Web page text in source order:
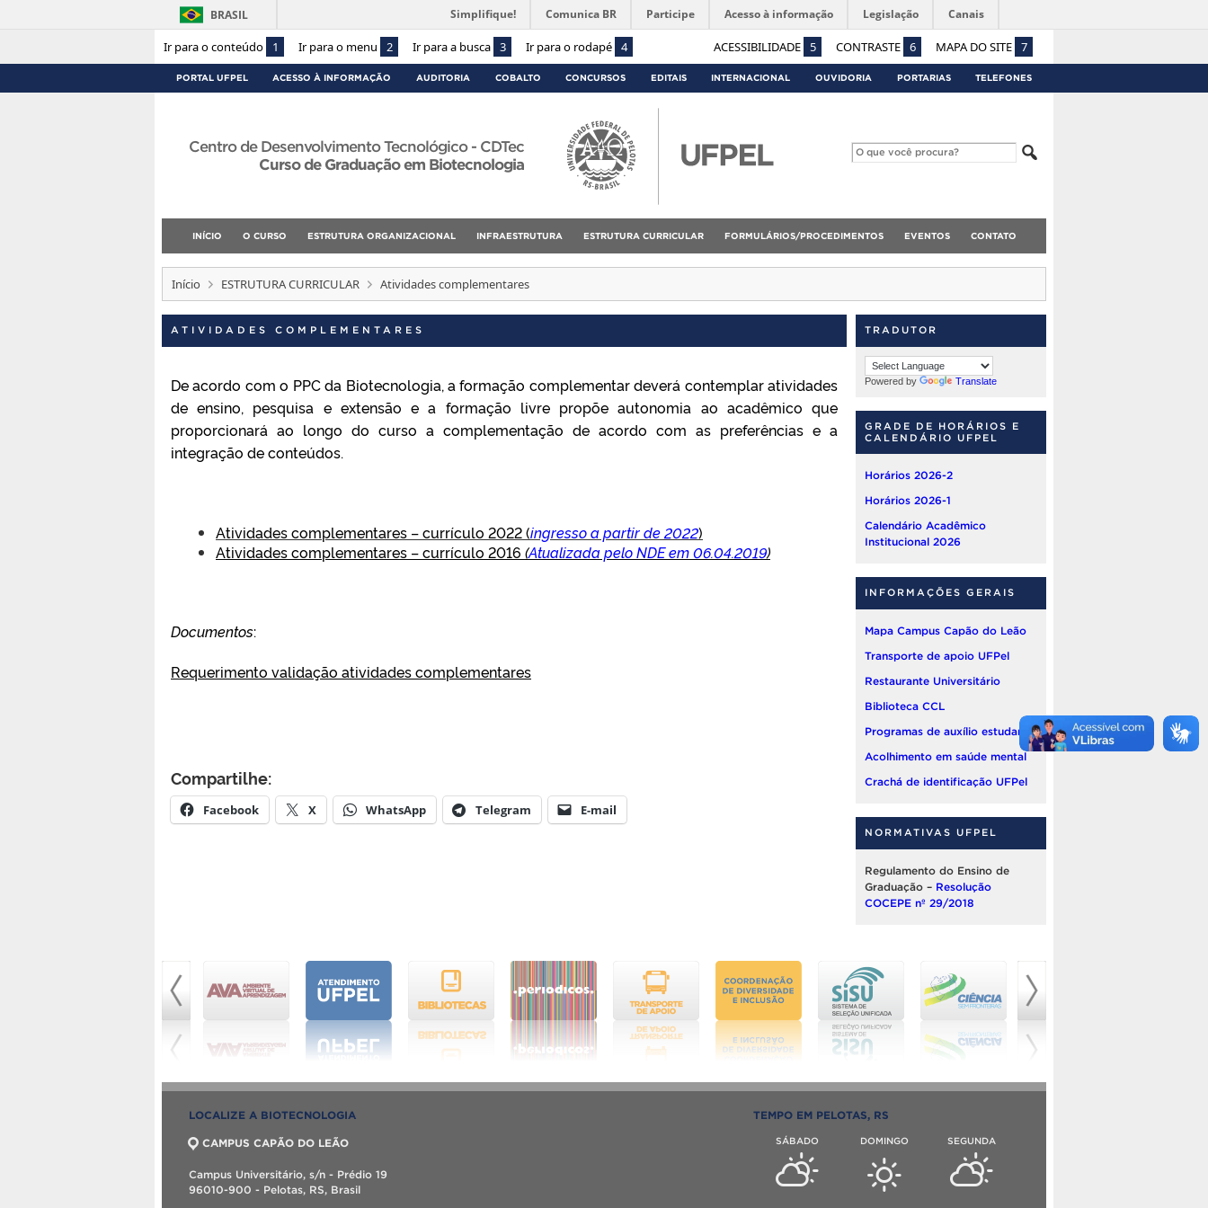
Ir para o conteúdo 1 Ir para o menu 2 Ir para a busca 3 Ir para o rodapé 4 ACESSIBILIDADE 5 CONTRASTE 6 MAPA DO SITE 7
BRASIL Simplifique! Comunica BR Participe Acesso à informação Legislação Canais
PORTAL UFPEL ACESSO À INFORMAÇÃO AUDITORIA COBALTO CONCURSOS EDITAIS INTERNACIONAL OUVIDORIA PORTARIAS TELEFONES
Centro de Desenvolvimento Tecnológico - CDTec
Curso de Graduação em Biotecnologia
INÍCIO O CURSO ESTRUTURA ORGANIZACIONAL INFRAESTRUTURA ESTRUTURA CURRICULAR FORMULÁRIOS/PROCEDIMENTOS EVENTOS CONTATO
Início ESTRUTURA CURRICULAR Atividades complementares
ATIVIDADES COMPLEMENTARES
De acordo com o PPC da Biotecnologia, a formação complementar deverá contemplar atividades
de ensino, pesquisa e extensão e a formação livre propõe autonomia ao acadêmico que
proporcionará ao longo do curso a complementação de acordo com as preferências e a
integração de conteúdos.
Atividades complementares – currículo 2022 (ingresso a partir de 2022)
Atividades complementares – currículo 2016 (Atualizada pelo NDE em 06.04.2019)
Documentos:
Requerimento validação atividades complementares
Compartilhe:
Facebook X WhatsApp Telegram E-mail
TRADUTOR
Powered by Translate
GRADE DE HORÁRIOS E
CALENDÁRIO UFPEL
Horários 2026-2
Horários 2026-1
Calendário Acadêmico
Institucional 2026
INFORMAÇÕES GERAIS
Mapa Campus Capão do Leão
Transporte de apoio UFPel
Restaurante Universitário
Biblioteca CCL
Programas de auxílio estudantil
Acolhimento em saúde mental
Crachá de identificação UFPel
NORMATIVAS UFPEL
Regulamento do Ensino de
Graduação – Resolução
COCEPE nº 29/2018
LOCALIZE A BIOTECNOLOGIA
CAMPUS CAPÃO DO LEÃO
Campus Universitário, s/n - Prédio 19
96010-900 - Pelotas, RS, Brasil
TEMPO EM PELOTAS, RS
SÁBADO DOMINGO SEGUNDA